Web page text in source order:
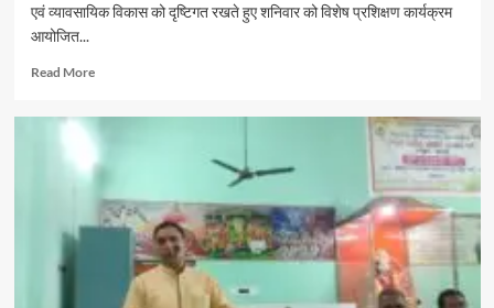
एवं व्यावसायिक विकास को दृष्टिगत रखते हुए शनिवार को विशेष प्रशिक्षण कार्यक्रम
आयोजित...
Read MoreRead
ब्लूमिंगडेल
विशेषज्ञों
समस्या